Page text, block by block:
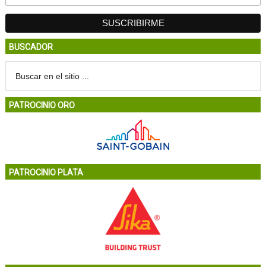
BUSCADOR
PATROCINIO ORO
PATROCINIO PLATA